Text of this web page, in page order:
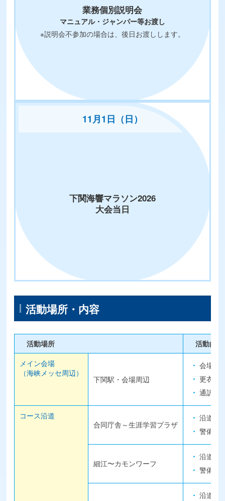
業務個別説明会
マニュアル・ジャンパー等お渡し
※説明会不参加の場合は、後日お渡しします。
11月1日（日）
下関海響マラソン2026
大会当日
活動場所・内容
活動場所
活動内容
メイン会場
（海峡メッセ周辺）
下関駅・会場周辺
会場案
更衣室
通訳（
コース沿道
合同庁舎～生涯学習プラザ
沿道整
警備員
細江〜カモンワーフ
沿道整
警備員
沿道整